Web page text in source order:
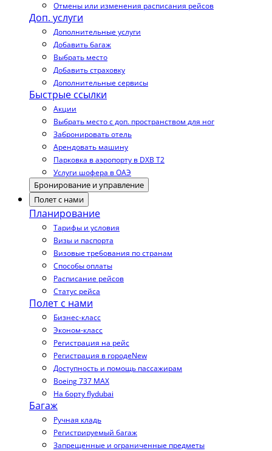
Отмены или изменения расписания рейсов
Доп. услуги
Дополнительные услуги
Добавить багаж
Выбрать место
Добавить страховку
Дополнительные сервисы
Быстрые ссылки
Акции
Выбрать место с доп. пространством для ног
Забронировать отель
Арендовать машину
Парковка в аэропорту в DXB T2
Услуги шофера в ОАЭ
Бронирование и управление
Полет с нами
Планирование
Тарифы и условия
Визы и паспорта
Визовые требования по странам
Способы оплаты
Расписание рейсов
Статус рейса
Полет с нами
Бизнес-класс
Эконом-класс
Регистрация на рейс
Регистрация в городеNew
Доступность и помощь пассажирам
Boeing 737 MAX
На борту flydubai
Багаж
Ручная кладь
Регистрируемый багаж
Запрещенные и ограниченные предметы